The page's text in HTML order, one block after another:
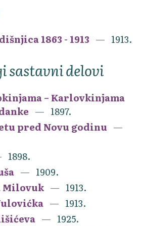
1863 - 1913 1913.
sastavni delovi
– Karlovkinjama
1897.
pred Novu godinu
1898.
1909.
Milovuk
1913.
1913.
1925.